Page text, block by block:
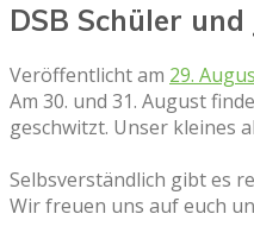
DSB Schüler und
Veröffentlicht am 29.
Am 30. und 31. August
geschwitzt. Unser kleines
Selbsverständlich gibt es
Wir freuen uns auf euch